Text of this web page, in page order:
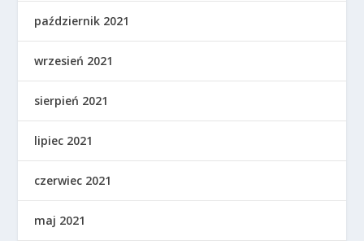
październik 2021
wrzesień 2021
sierpień 2021
lipiec 2021
czerwiec 2021
maj 2021